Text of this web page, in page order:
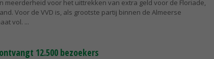
meerderheid voor het uittrekken van extra geld voor de Floriade,
Voor de VVD is, als grootste partij binnen de Almeerse
vol.
12.500 bezoekers